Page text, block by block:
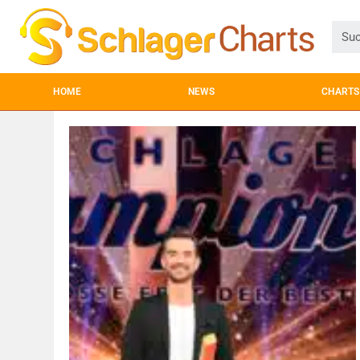
HOME NEWS CHARTS